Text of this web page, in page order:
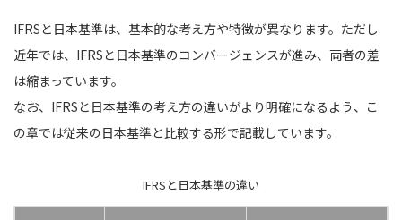
IFRSと日本基準は、基本的な考え方や特徴が異なります。ただし
近年では、IFRSと日本基準のコンバージェンスが進み、両者の差
は縮まっています。
なお、IFRSと日本基準の考え方の違いがより明確になるよう、こ
の章では従来の日本基準と比較する形で記載しています。
IFRSと日本基準の違い